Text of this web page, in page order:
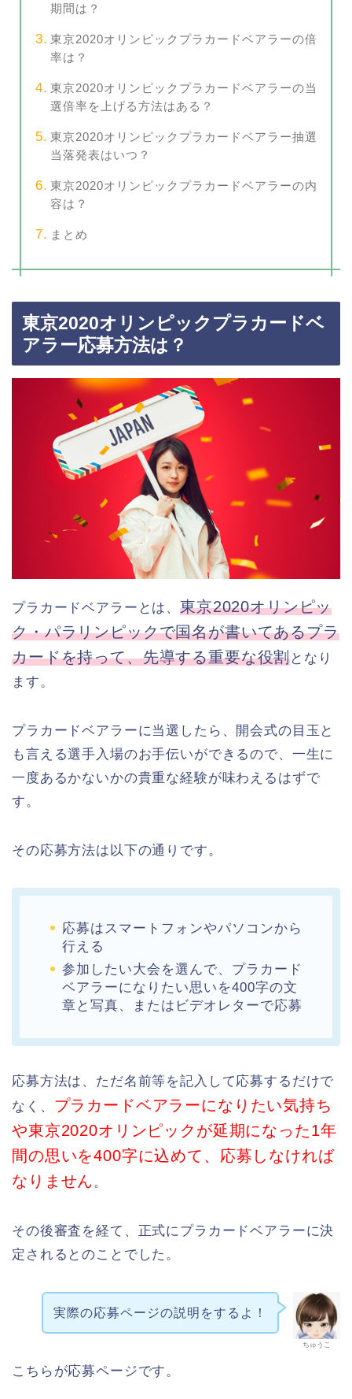
期間は？
東京2020オリンピックプラカードベアラーの倍
率は？
東京2020オリンピックプラカードベアラーの当
選倍率を上げる方法はある？
東京2020オリンピックプラカードベアラー抽選
当落発表はいつ？
東京2020オリンピックプラカードベアラーの内
容は？
まとめ
東京2020オリンピックプラカードベ
アラー応募方法は？
プラカードベアラーとは、東京2020オリンピッ
ク・パラリンピックで国名が書いてあるプラ
カードを持って、先導する重要な役割となり
ます。
プラカードベアラーに当選したら、開会式の目玉と
も言える選手入場のお手伝いができるので、一生に
一度あるかないかの貴重な経験が味わえるはずで
す。
その応募方法は以下の通りです。
応募はスマートフォンやパソコンから
行える
参加したい大会を選んで、プラカード
ベアラーになりたい思いを400字の文
章と写真、またはビデオレターで応募
応募方法は、ただ名前等を記入して応募するだけで
なく、 プラカードベアラーになりたい気持ち
や東京2020オリンピックが延期になった1年
間の思いを400字に込めて、応募しなければ
なりません 。
その後審査を経て、正式にプラカードベアラーに決
定されるとのことでした。
ちゅうこ
実際の応募ページの説明をするよ！
こちらが応募ページです。